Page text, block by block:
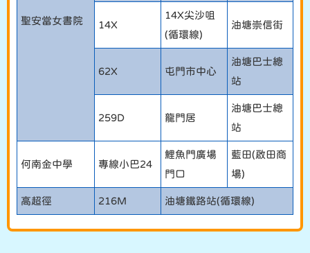
聖安當女書院 14X
14X尖沙咀
(循環線)
油塘崇信街
62X 屯門市中心
油塘巴士總
站
259D 龍門居
油塘巴士總
站
何南金中學 專線小巴24
鯉魚門廣場
門口
藍田(啟田商
場)
高超徑 216M 油塘鐵路站(循環線)